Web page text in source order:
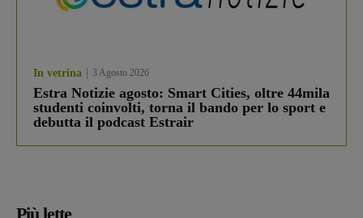
In vetrina 3 Agosto 2026
Estra Notizie agosto: Smart Cities, oltre 44mila
studenti coinvolti, torna il bando per lo sport e
debutta il podcast Estrair
Più lette